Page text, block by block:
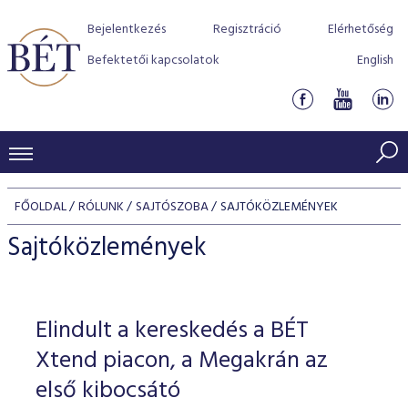
Bejelentkezés Regisztráció
Elérhetőség
Befektetői kapcsolatok
English
KERESKEDÉSI ADATOK
INDEXEK
Jelzáloglevél indexek
Vállalati kötvény indexek
Azonnali Piac
Részvények
Származékos piac
BEFEKTETŐK
Részvény szekció
Hitelpapír szekció
BÉT szabályzatok
Befektetővédelem
Alkalmazott díjstruktúra
Elszámolás
Részvény és vállalati kötvény tőzsdei bevezetését
program
BÉT Xtend - Részvénypiac egyszerűen
TŐZSDETAGOK
Tőzsdetagok, üzletkötők
VENDOROK
FŐOLDAL RÓLUNK SAJTÓSZOBA SAJTÓKÖZLEMÉNYEK
Sajtóközlemények
Elindult a kereskedés a BÉT
Xtend piacon, a Megakrán az
első kibocsátó